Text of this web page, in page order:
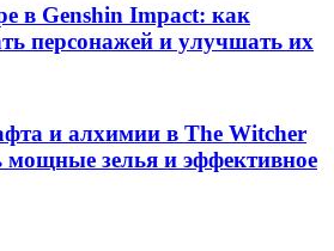
в Genshin Impact: как
персонажей и улучшать их
и алхимии в The Witcher
мощные зелья и эффективное